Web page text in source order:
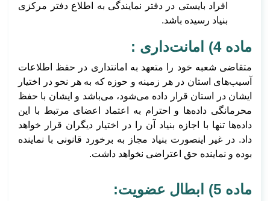
افراد بایستی در دفتر نمایندگی به اطلاع دفتر مرکزی
بنیاد رسیده باشد.
ماده 4) امانت‌داری :
متقاضی شعبه خود را متعهد به امانتداری در حفظ اطلاعات
آسیب‌های استان در هر زمینه و حوزه که به هر نحو در اختیار
ایشان در استان قرار داده می‌شود، می‌باشد و ایشان با حفظ
محرمانگی داده‌ها و احترام به اعتماد اعضای مرتبط با این
داده‌ها تنها با اجازه بنیاد آن را در اختیار دیگران قرار خواهد
داد. در غیر اینصورت بنیاد مجاز به برخورد قانونی با نماینده
بوده و نماینده حق اعتراضی نخواهد داشت.
ماده 5) ابطال عضویت: